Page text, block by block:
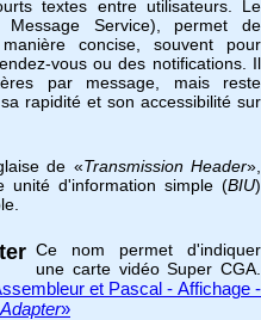
textes entre utilisateurs. Le
Service), permet de
concise, souvent pour
vous ou des notifications. Il
par message, mais reste
rapidité et son accessibilité sur
de «Transmission Header»,
d'information simple (BIU)
Ce nom permet d'indiquer
une carte vidéo Super CGA.
et Pascal - Affichage -
»